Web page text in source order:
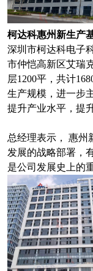
柯达科惠州新生产
深圳市柯达科电子
市仲恺高新区艾瑞
层1200平，共计
生产规模，进一步
提升产业水平，提
总经理表示， 惠州
发展的战略部署，
是公司发展史上的